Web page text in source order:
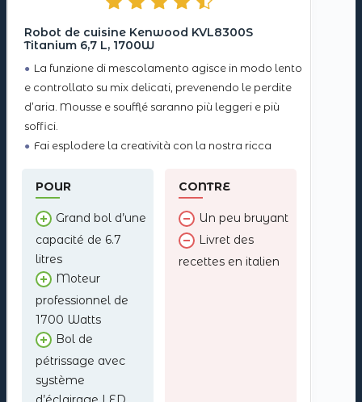
Robot de cuisine Kenwood KVL8300S
Titanium 6,7 L, 1700W
La funzione di mescolamento agisce in modo lento
e controllato su mix delicati, prevenendo le perdite
d’aria. Mousse e soufflé saranno più leggeri e più
soffici.
Fai esplodere la creatività con la nostra ricca
perno ad alta o bassa velocità, frulla, taglia,
POUR
Grand bol d’une
capacité de 6.7
litres
Moteur
professionnel de
1700 Watts
Bol de
pétrissage avec
système
CONTRE
Un peu bruyant
Livret des
recettes en italien